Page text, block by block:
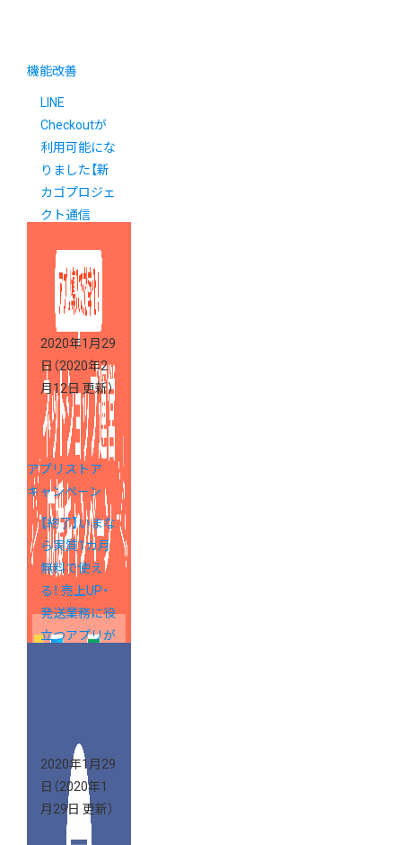
機能改善
LINE
Checkoutが
利用可能にな
りました【新
カゴプロジェ
クト通信
2020年1月29
日 （2020年2
月12日 更新）
アプリストア
キャンペーン
【終了】いまな
ら実質1カ月
無料で使え
る！ 売上UP・
発送業務に役
立つアプリが
2020年1月29
日 （2020年1
月29日 更新）